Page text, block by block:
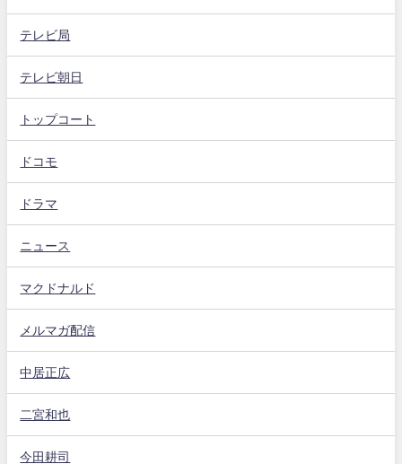
テレビ局
テレビ朝日
トップコート
ドコモ
ドラマ
ニュース
マクドナルド
メルマガ配信
中居正広
二宮和也
今田耕司